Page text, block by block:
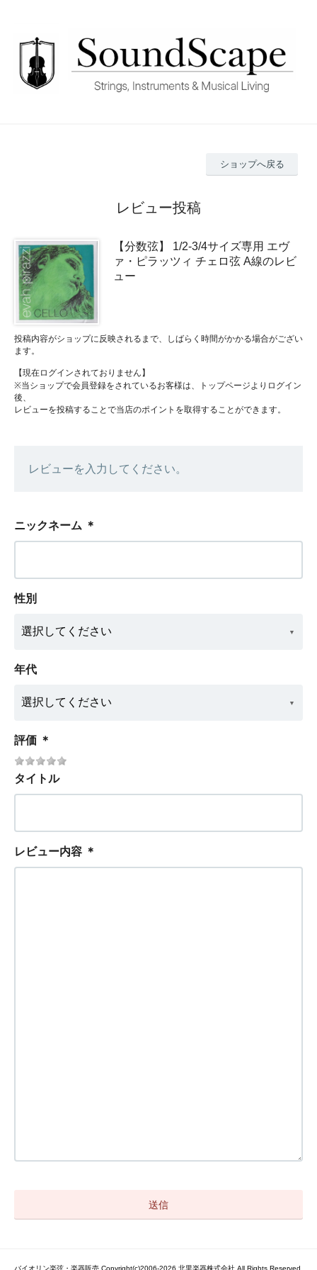
ショップへ戻る
レビュー投稿
【分数弦】 1/2-3/4サイズ専用 エヴ
ァ・ピラッツィ チェロ弦 A線のレビ
ュー
投稿内容がショップに反映されるまで、しばらく時間がかかる場合がござい
ます。
【現在ログインされておりません】
※当ショップで会員登録をされているお客様は、トップページよりログイン
後、
レビューを投稿することで当店のポイントを取得することができます。
レビューを入力してください。
ニックネーム ＊
性別
年代
評価 ＊
タイトル
レビュー内容 ＊
バイオリン楽弦・楽器販売 Copyright(c)2006-2026 北里楽器株式会社 All Rights Reserved.